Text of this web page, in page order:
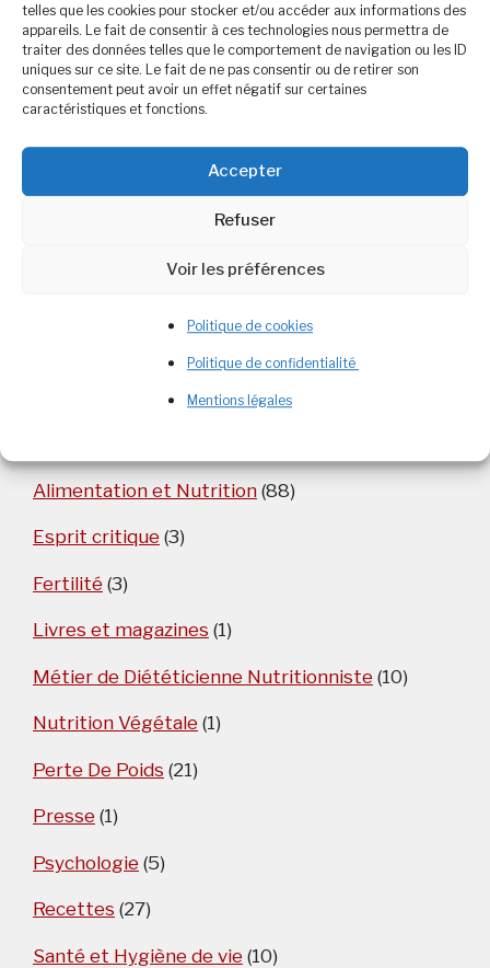
telles que les cookies pour stocker et/ou accéder aux informations des
appareils. Le fait de consentir à ces technologies nous permettra de
traiter des données telles que le comportement de navigation ou les ID
uniques sur ce site. Le fait de ne pas consentir ou de retirer son
consentement peut avoir un effet négatif sur certaines
caractéristiques et fonctions.
Accepter
Refuser
Voir les préférences
Politique de cookies
Politique de confidentialité
Mentions légales
Rechercher :
Commentaires récents
Alimentation et Nutrition (88)
Esprit critique (3)
Fertilité (3)
Livres et magazines (1)
Métier de Diététicienne Nutritionniste (10)
Nutrition Végétale (1)
Perte De Poids (21)
Presse (1)
Psychologie (5)
Recettes (27)
Santé et Hygiène de vie (10)